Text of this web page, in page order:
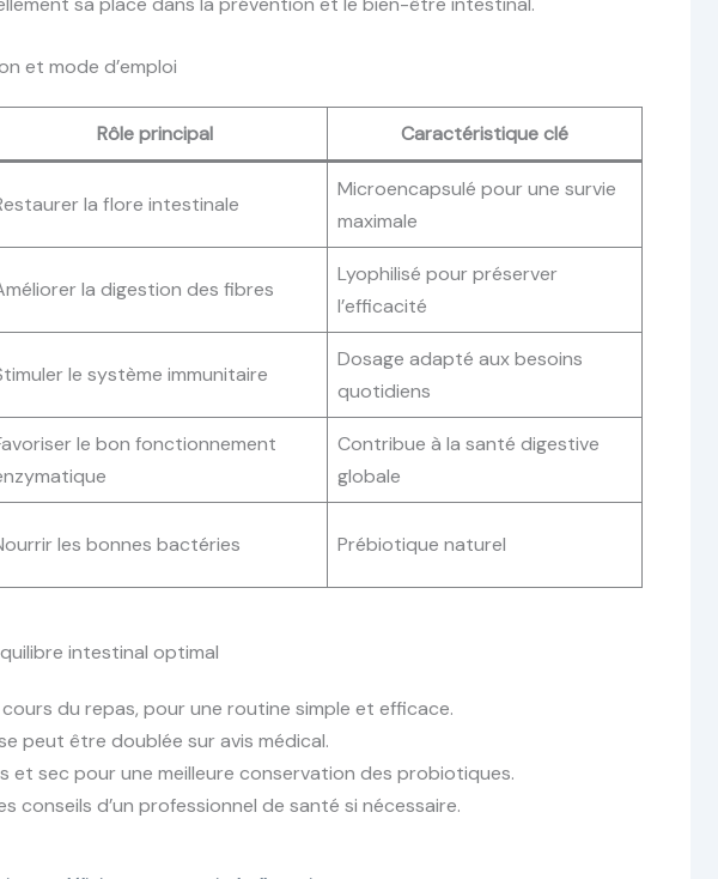
et mode d’emploi
Rôle principal Caractéristique clé
la flore intestinale
Microencapsulé pour une survie
maximale
la digestion des fibres
Lyophilisé pour préserver
l’efficacité
le système immunitaire
Dosage adapté aux besoins
quotidiens
le bon fonctionnement
Contribue à la santé digestive
globale
les bonnes bactéries Prébiotique naturel
intestinal optimal
du repas, pour une routine simple et efficace.
peut être doublée sur avis médical.
et sec pour une meilleure conservation des probiotiques.
conseils d’un professionnel de santé si nécessaire.